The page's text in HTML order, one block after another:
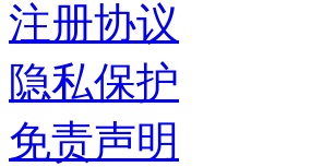
注册协议
隐私保护
免责声明